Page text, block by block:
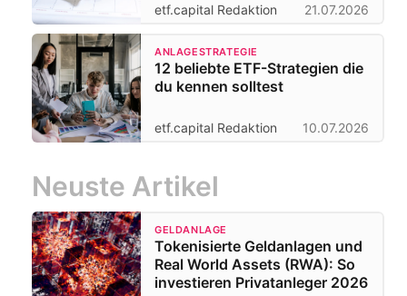
etf.capital Redaktion 21.07.2026
ANLAGESTRATEGIE
12 beliebte ETF-Strategien die
du kennen solltest
etf.capital Redaktion 10.07.2026
Neuste Artikel
GELDANLAGE
Tokenisierte Geldanlagen und
Real World Assets (RWA): So
investieren Privatanleger 2026